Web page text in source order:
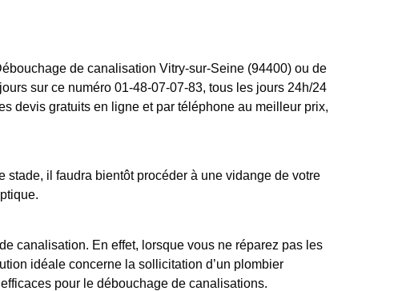
de canalisation Vitry-sur-Seine (94400) ou de
sur ce numéro 01-48-07-07-83, tous les jours 24h/24
devis gratuits en ligne et par téléphone au meilleur prix,
il faudra bientôt procéder à une vidange de votre
canalisation. En effet, lorsque vous ne réparez pas les
idéale concerne la sollicitation d’un plombier
pour le débouchage de canalisations.